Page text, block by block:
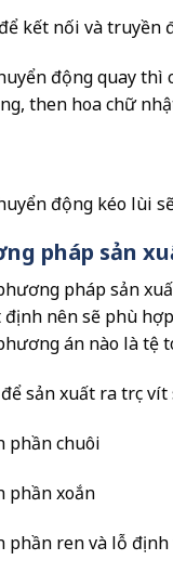
kết nối và truyền
động quay thì
then hoa chữ
động kéo lùi
pháp sản
pháp sản
nên sẽ phù
án nào là tệ
sản xuất ra trục
phần chuôi
phần xoắn
phần ren và lỗ